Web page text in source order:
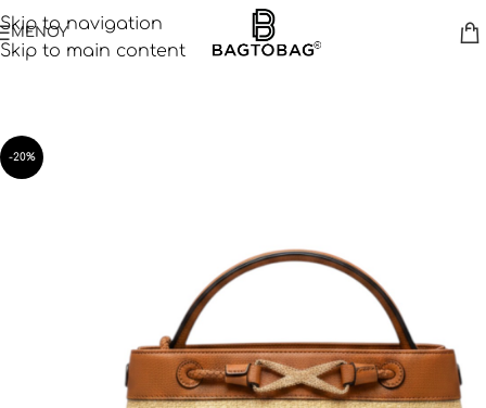
Skip to navigation
Skip to main content
ΜΕΝΟΥ
-20%